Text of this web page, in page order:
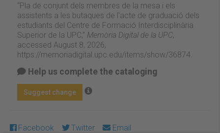
“Pla de conjunt dels membres de la mesa i els
assistents a les butaques de l'acte de graduació dels
estudiants del Centre de Formació Interdisciplinària
Superior de la UPC,” Memòria Digital de la UPC,
accessed August 8, 2026,
https://memoriadigital.upc.edu/items/show/36874
Help us complete the cataloging
Suggest change
Facebook Twitter Email